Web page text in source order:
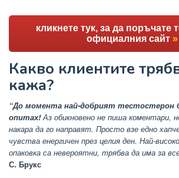
кликнете тук, за да поръчате
официалния сайт »
Какво клиентите
кажа?
“До момента най-добрият тестостерон
опитах!Аз обикновено не пиша коментари,
накара да го направят. Просто взе едно
чувства енергичен през целия ден. Най-
опаковка са невероятни, трябва да има за
С. Брукс